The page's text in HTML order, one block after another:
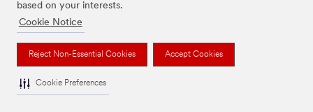
based on your interests.
Cookie Notice
Reject Non-Essential Cookies Accept Cookies
Cookie Preferences